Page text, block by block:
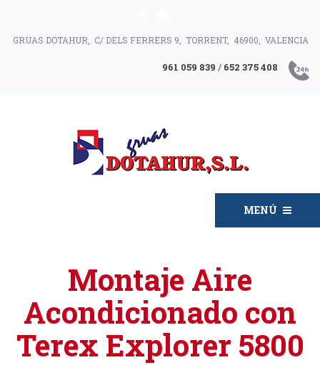
GRUAS DOTAHUR, C/ DELS FERRERS 9, TORRENT, 46900, VALENCIA
961 059 839 / 652 375 408
MENÚ
Montaje Aire
Acondicionado con
Terex Explorer 5800